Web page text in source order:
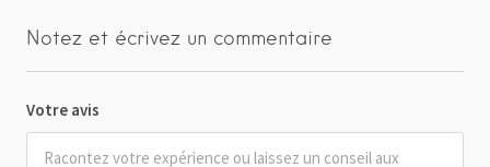
Notez et écrivez un commentaire
Votre avis